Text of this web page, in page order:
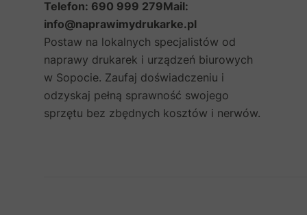
Telefon: 690 999 279Mail:
info@naprawimydrukarke.pl
Postaw na lokalnych specjalistów od
naprawy drukarek i urządzeń biurowych
w Sopocie. Zaufaj doświadczeniu i
odzyskaj pełną sprawność swojego
sprzętu bez zbędnych kosztów i nerwów.